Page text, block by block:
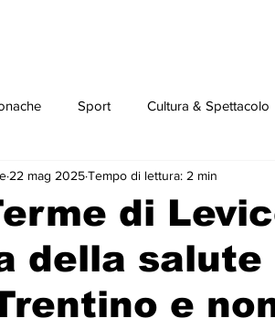
Sport Cultura & Spettacolo
Sport in primo piano
di
della
e
22 mag 2025Tempo di lettura: 2 min